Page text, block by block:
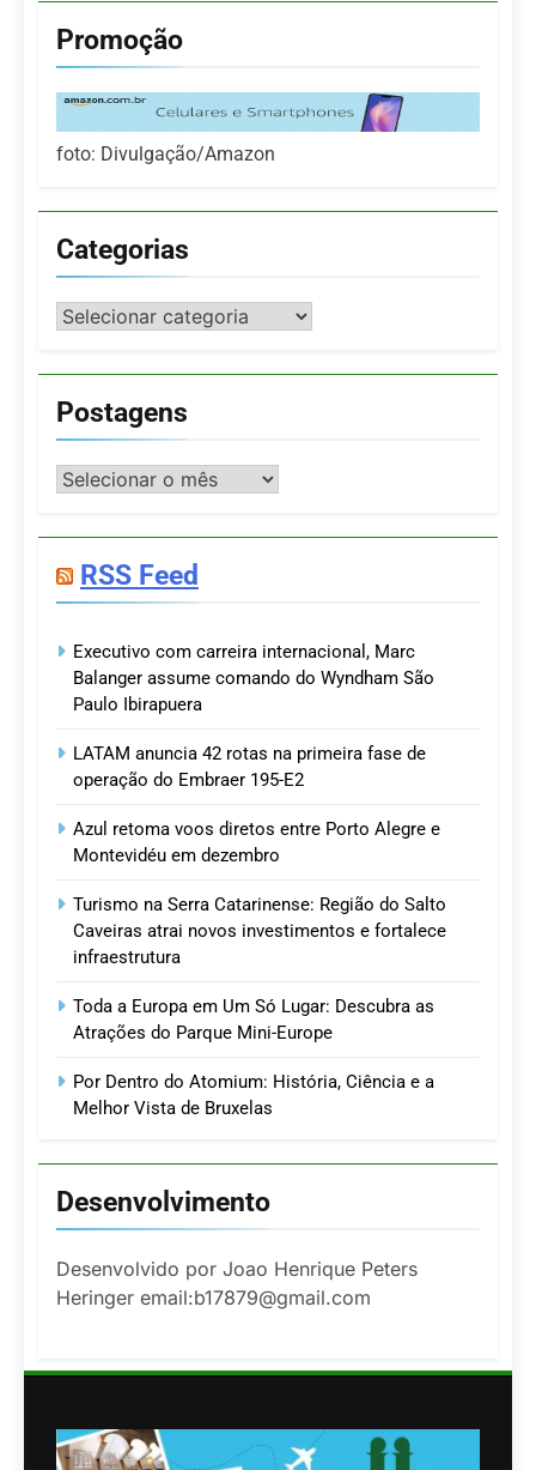
Promoção
foto: Divulgação/Amazon
Categorias
Categorias
Postagens
Postagens
RSS Feed
Executivo com carreira internacional, Marc
Balanger assume comando do Wyndham São
Paulo Ibirapuera
LATAM anuncia 42 rotas na primeira fase de
operação do Embraer 195-E2
Azul retoma voos diretos entre Porto Alegre e
Montevidéu em dezembro
Turismo na Serra Catarinense: Região do Salto
Caveiras atrai novos investimentos e fortalece
infraestrutura
Toda a Europa em Um Só Lugar: Descubra as
Atrações do Parque Mini-Europe
Por Dentro do Atomium: História, Ciência e a
Melhor Vista de Bruxelas
Desenvolvimento
Desenvolvido por Joao Henrique Peters
Heringer email:b17879@gmail.com